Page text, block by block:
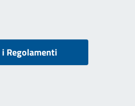
Regolamenti